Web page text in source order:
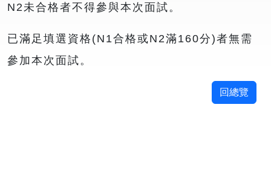
N2未合格者不得參與本次面試。
已滿足填選資格(N1合格或N2滿160分)者無需
參加本次面試。
回總覽